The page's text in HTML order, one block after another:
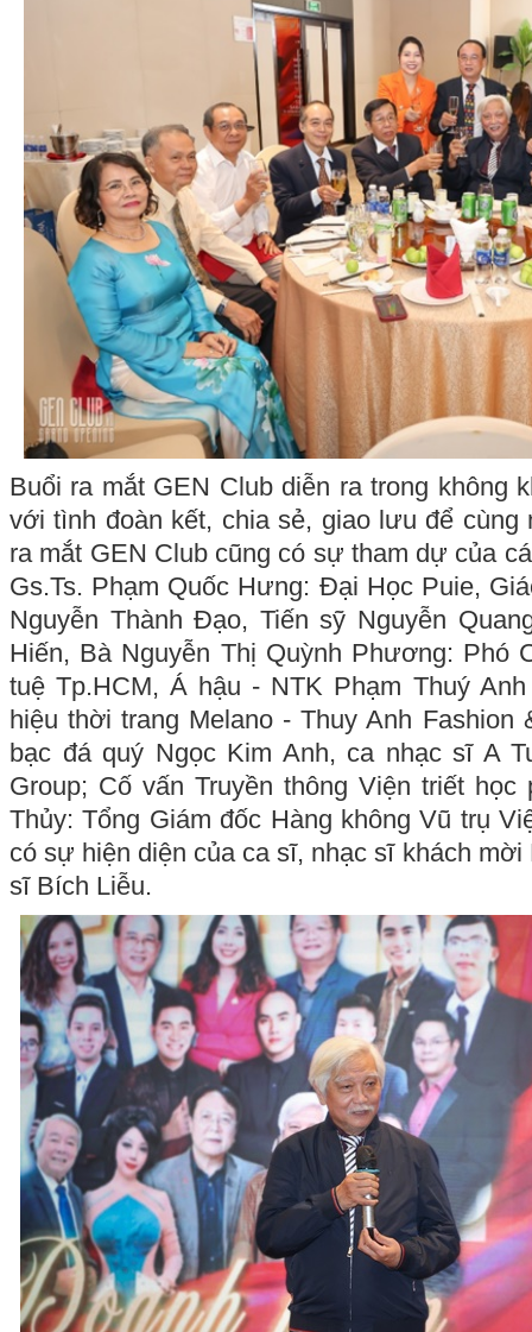
Buổi ra mắt GEN Club diễn ra trong không
với tình đoàn kết, chia sẻ, giao lưu để cùng
ra mắt GEN Club cũng có sự tham dự của
Gs.Ts. Phạm Quốc Hưng: Đại Học Puie,
Nguyễn Thành Đạo, Tiến sỹ Nguyễn
Hiến, Bà Nguyễn Thị Quỳnh Phương: Phó
tuệ Tp.HCM, Á hậu - NTK Phạm Thuý
hiệu thời trang Melano - Thuy Anh Fashion
bạc đá quý Ngọc Kim Anh, ca nhạc sĩ A
Group; Cố vấn Truyền thông Viện triết
Thủy: Tổng Giám đốc Hàng không Vũ trụ
có sự hiện diện của ca sĩ, nhạc sĩ khách mời
sĩ Bích Liễu.